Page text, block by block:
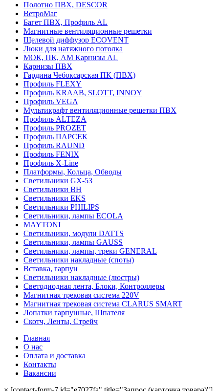
Полотно ПВХ, DESCOR
ВетроМаг
Багет ПВХ, Профиль AL
Магнитные вентиляционные решетки
Щелевой диффузор ECOVENT
Люки для натяжного потолка
МОК, ПК, АМ Карнизы AL
Карнизы ПВХ
Гардина Чебоксарская ПК (ПВХ)
Профиль FLEXY
Профиль KRAAB, SLOTT, INNOY
Профиль VEGA
Мультикрафт вентиляционные решетки ПВХ
Профиль ALTEZA
Профиль PROZET
Профиль ПАРСЕК
Профиль RAUND
Профиль FENIX
Профиль Х-Line
Платформы, Кольца, Обводы
Светильники GX-53
Светильники BH
Светильники EKS
Светильники PHILIPS
Светильники, лампы ECOLA
MAYTONI
Светильники, модули DATTS
Светильники, лампы GAUSS
Светильники, лампы, треки GENERAL
Светильники накладные (споты)
Вставка, гарпун
Светильники накладные (люстры)
Светодиодная лента, Блоки, Контроллеры
Магнитная трековая система 220V
Магнитная трековая система CLARUS SMART
Лопатки гарпунные, Шпателя
Скотч, Ленты, Стрейч
Главная
О нас
Оплата и доставка
Контакты
Вакансии